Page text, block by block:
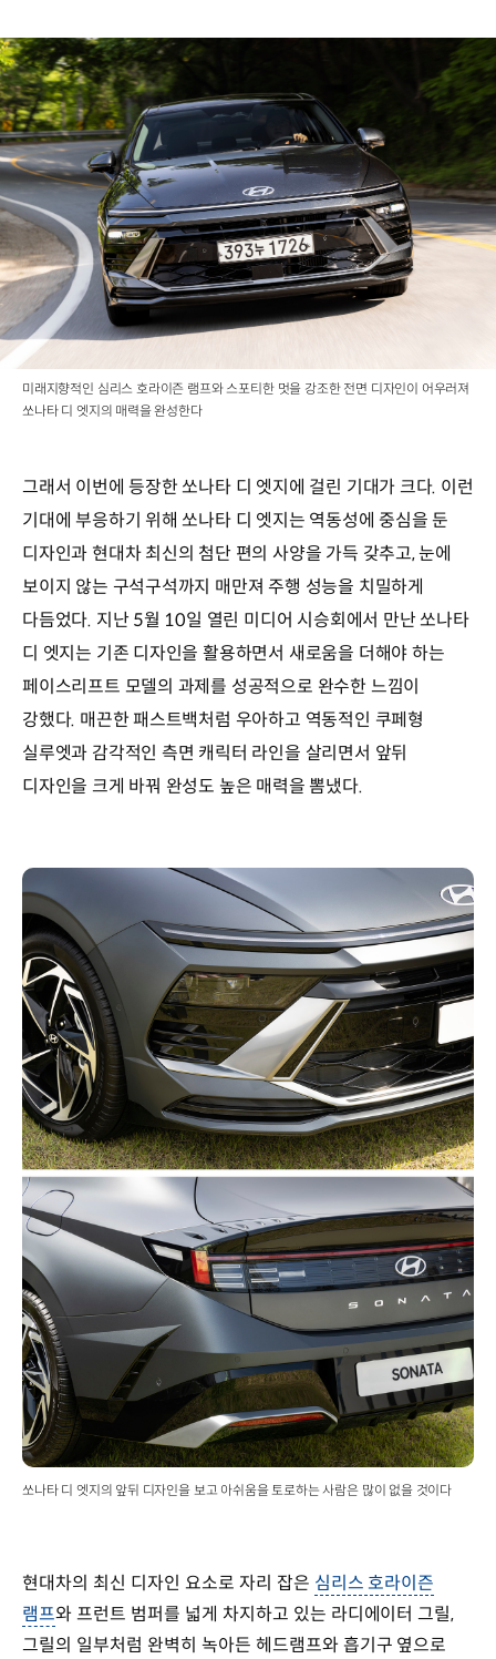
미래지향적인 심리스 호라이즌 램프와 스포티한 멋을 강조한 전면 디자인이 어우러져
쏘나타 디 엣지의 매력을 완성한다
그래서 이번에 등장한 쏘나타 디 엣지에 걸린 기대가 크다. 이런
기대에 부응하기 위해 쏘나타 디 엣지는 역동성에 중심을 둔
디자인과 현대차 최신의 첨단 편의 사양을 가득 갖추고, 눈에
보이지 않는 구석구석까지 매만져 주행 성능을 치밀하게
다듬었다. 지난 5월 10일 열린 미디어 시승회에서 만난 쏘나타
디 엣지는 기존 디자인을 활용하면서 새로움을 더해야 하는
페이스리프트 모델의 과제를 성공적으로 완수한 느낌이
강했다. 매끈한 패스트백처럼 우아하고 역동적인 쿠페형
실루엣과 감각적인 측면 캐릭터 라인을 살리면서 앞뒤
디자인을 크게 바꿔 완성도 높은 매력을 뽐냈다.
쏘나타 디 엣지의 앞뒤 디자인을 보고 아쉬움을 토로하는 사람은 많이 없을 것이다
현대차의 최신 디자인 요소로 자리 잡은 심리스 호라이즌
램프와 프런트 범퍼를 넓게 차지하고 있는 라디에이터 그릴,
그릴의 일부처럼 완벽히 녹아든 헤드램프와 흡기구 옆으로